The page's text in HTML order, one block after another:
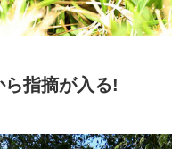
ら指摘が入る!